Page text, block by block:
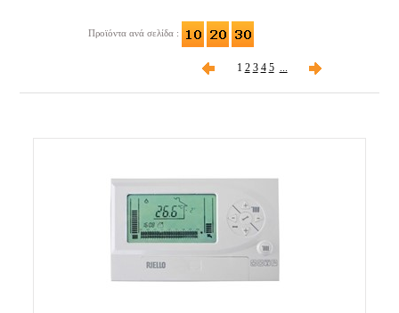
Προϊόντα ανά σελίδα :
1 2 3 4 5